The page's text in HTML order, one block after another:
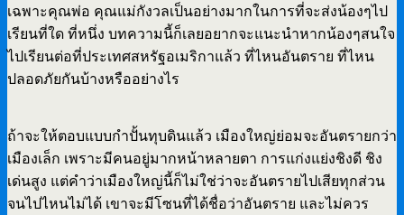
เฉพาะคุณพ่อ คุณแม่กังวลเป็นอย่างมากในการที่จะส่งน้องๆไป
เรียนที่ใด ที่หนึ่ง บทความนี้ก็เลยอยากจะแนะนำหากน้องๆสนใจ
ไปเรียนต่อที่ประเทศสหรัฐอเมริกาแล้ว ที่ไหนอันตราย ที่ไหน
ปลอดภัยกันบ้างหรืออย่างไร
ถ้าจะให้ตอบแบบกำปั้นทุบดินแล้ว เมืองใหญ่ย่อมจะอันตรายกว่า
เมืองเล็ก เพราะมีคนอยู่มากหน้าหลายตา การแก่งแย่งชิงดี ชิง
เด่นสูง แต่คำว่าเมืองใหญ่นี้ก็ไม่ใช่ว่าจะอันตรายไปเสียทุกส่วน
จนไปไหนไม่ได้ เขาจะมีโซนที่ได้ชื่อว่าอันตราย และไม่ควร